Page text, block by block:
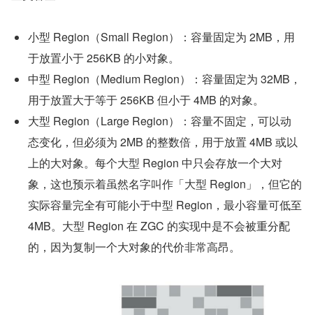
小型 Region（Small Region）：容量固定为 2MB，用
于放置小于 256KB 的小对象。
中型 Region（Medium Region）：容量固定为 32MB，
用于放置大于等于 256KB 但小于 4MB 的对象。
大型 Region（Large Region）：容量不固定，可以动
态变化，但必须为 2MB 的整数倍，用于放置 4MB 或以
上的大对象。每个大型 Region 中只会存放一个大对
象，这也预示着虽然名字叫作「大型 Region」，但它的
实际容量完全有可能小于中型 Region，最小容量可低至
4MB。大型 Region 在 ZGC 的实现中是不会被重分配
的，因为复制一个大对象的代价非常高昂。